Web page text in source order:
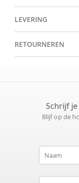
LEVERING
RETOURNEREN
Schrijf
Blijf op de